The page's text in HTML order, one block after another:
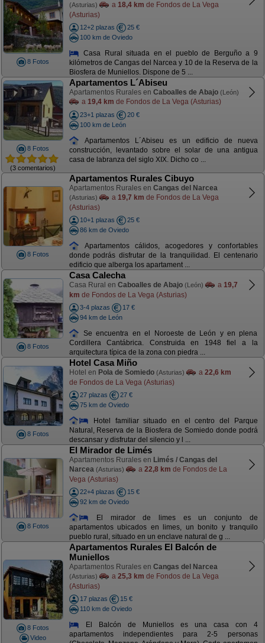
8 Fotos
(Asturias) a 18,4 km de Fondos de La Vega
(Asturias)
12+2 plazas
25 €
100 km de Oviedo
Casa Rural situada en el pueblo de Berguño a 9
kilómetros de Cangas del Narcea y 10 de la Reserva de la
Biosfera de Muniellos. Dispone de 5 ...
8 Fotos
(3 comentarios)
Apartamentos L´Abiseu
Apartamentos Rurales en Caboalles de Abajo (León)
a 19,4 km de Fondos de La Vega (Asturias)
23+1 plazas
20 €
100 km de León
Apartamentos L´Abiseu es un edificio de nueva
construcción, levantado sobre el solar de una antigua
casa de labranza del siglo XIX. Dicho co ...
8 Fotos
Apartamentos Rurales Cibuyo
Apartamentos Rurales en Cangas del Narcea
(Asturias) a 19,7 km de Fondos de La Vega
(Asturias)
10+1 plazas
25 €
86 km de Oviedo
Apartamentos cálidos, acogedores y confortables
donde podrás disfrutar de la tranquilidad. El centenario
edificio que alberga los apartament ...
8 Fotos
Casa Calecha
Casa Rural en Caboalles de Abajo (León) a 19,7
km de Fondos de La Vega (Asturias)
3-4 plazas
17 €
94 km de León
Se encuentra en el Noroeste de León y en plena
Cordillera Cantábrica. Construida en 1948 fiel a la
arquitectura típica de la zona con piedra ...
8 Fotos
Hotel Casa Miño
Hotel en Pola de Somiedo (Asturias) a 22,6 km
de Fondos de La Vega (Asturias)
27 plazas
27 €
75 km de Oviedo
Hotel familiar situado en el centro del Parque
Natural, Reserva de la Biosfera de Somiedo donde podrá
descansar y disfrutar del silencio y l ...
8 Fotos
El Mirador de Limés
Apartamentos Rurales en Limés / Cangas del
Narcea (Asturias) a 22,8 km de Fondos de La
Vega (Asturias)
22+4 plazas
15 €
92 km de Oviedo
El mirador de limes es un conjunto de
apartamentos ubicados en limes, un bonito y tranquilo
pueblo rural, situado en un enclave natural de g ...
8 Fotos
Video
Apartamentos Rurales El Balcón de
Muniellos
Apartamentos Rurales en Cangas del Narcea
(Asturias) a 25,3 km de Fondos de La Vega
(Asturias)
17 plazas
15 €
110 km de Oviedo
El Balcón de Muniellos es una casa con 4
apartamentos independientes para 2-5 personas